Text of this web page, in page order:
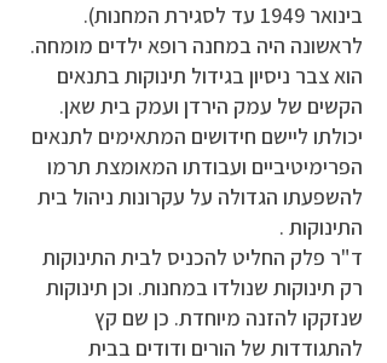
בינואר 1949 עד לסגירת המחנות).
לראשונה היה במחנה רופא ילדים מומחה.
הוא צבר ניסיון בגידול תינוקות בתנאים
הקשים של עמק הירדן ועמק בית שאן.
יכולתו ליישם חידושים המתאימים לתנאים
הפרימיטיביים ועבודתו המאומצת תרמו
להשפעתו הגדולה על עקרונות ניהול בית
התינוקות .
ד"ר פלק החליט להכניס לבית התינוקות
רק תינוקות שנולדו במחנות. וכן תינוקות
שנזקקו להזנה מיוחדת. כן שם קץ
להתגודדות של הורים ודודים בבית